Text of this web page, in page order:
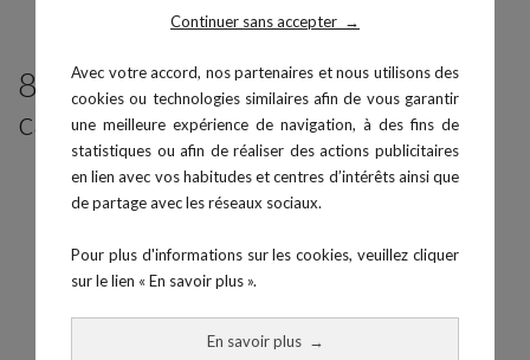
Continuer sans accepter →
Avec votre accord, nos partenaires et nous utilisons des
cookies ou technologies similaires afin de vous garantir
une meilleure expérience de navigation, à des fins de
statistiques ou afin de réaliser des actions publicitaires
en lien avec vos habitudes et centres d’intérêts ainsi que
de partage avec les réseaux sociaux.
Pour plus d'informations sur les cookies, veuillez cliquer
sur le lien « En savoir plus ».
En savoir plus →
8 produits parmi ceux de la même
catégorie :